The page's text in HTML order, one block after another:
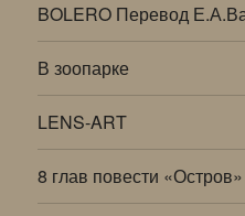
BOLERO Перевод
В зоопарке
LENS-ART
8 глав повести